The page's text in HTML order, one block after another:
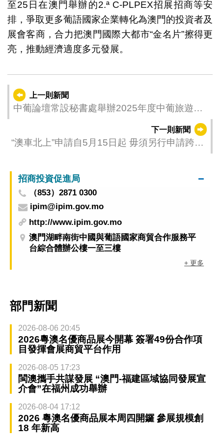
至25日在澳門舉辦的2.ª C-PLPEX招展招商等安
排，爭取更多葡語國家企業轉化為澳門的投資者及
展會客商，合力把澳門國際大都市“金名片”擦得更
亮，推動經濟適度多元發展。
上一則新聞
中葡論壇常設秘書處舉辦2025年度中葡旅遊業
下一則新聞
“澳車北上”申請自5月15日起 毋須另行申請跨境
招商投資促進局
（853）2871 0300
ipim@ipim.gov.mo
http://www.ipim.gov.mo
澳門湖畔南街中國與葡語國家商貿合作服務平
台綜合體辦公樓一至三樓
+ 更多
部門新聞
2026-08-06 20:45
2026粵澳名優商品展今開幕 簽署49份合作項
目發揮會展商貿平台作用
2026-08-05 17:23
閩澳攜手共謀發展 “澳門-福建區域協同發展宣
介會”在福州成功舉辦
2026-08-04 17:12
2026 粵澳名優商品展本周四開鑼 參展規模創
18 年新高